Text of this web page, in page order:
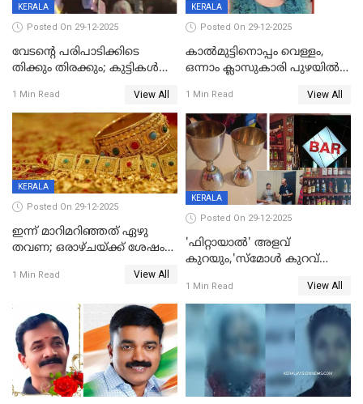
KERALA
Posted On 29-12-2025
വേടന്റെ പരിപാടിക്കിടെ
തിക്കും തിരക്കും; കുട്ടികള്‍
പരിക്ക്; പാളം മറികടന്ന
യുവാവ് ട്രെയിന്‍ തട്ടി മരിച്ചു
1 Min Read View All
KERALA
Posted On 29-12-2025
കാൽമുട്ടിനൊപ്പം വെള്ളം,
ഒന്നാം ക്ലാസുകാരി പുഴയിൽ
കുട്ടികൾക്കൊപ്പം
കളിക്കുന്നതിനിടെ
1 Min Read View All
KERALA
Posted On 29-12-2025
ഇന്ന് മാറിമറിഞ്ഞത് ഏഴു
തവണ; ഒരാഴ്ചയ്ക്ക് ശേഷം
1 Min Read View All
KERALA
Posted On 29-12-2025
'ഫിറ്റായാൽ' അളവ്
കുറയും,'സ്‌മോൾ കുറവ്
പിഴ
1 Min Read View All